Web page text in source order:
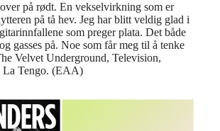
på rødt. En vekselvirkning som er
på tå hev. Jeg har blitt veldig glad i
som preger plata. Det både
gasses på. Noe som får meg til å tenke
Velvet Underground, Television,
La Tengo. (EAA)